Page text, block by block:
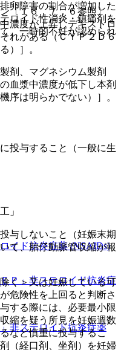
卵障害の割合が増加した
ロイド性消炎・鎮痛剤を
、一時的不妊が認められ
」
イド抗炎症薬 (NSAIDs)
Ｐ」 非ステロイド抗炎症
非ステロイド抗炎症薬
〔１６．７．６参照〕
濃度が上昇しデキストロ
れがある（ＣＹＰ２Ｄ６
）］。
剤、マグネシウム製剤
血漿中濃度が低下し本剤
序は明らかでない）］。
投与すること（一般に生
与しないこと（妊娠末期
て、胎仔動脈管収縮が報
く＞又は妊娠している可
危険性を上回ると判断さ
する際には、必要最小限
縮を疑う所見を妊娠週数
など慎重に投与するこ
（経口剤、坐剤）を妊婦